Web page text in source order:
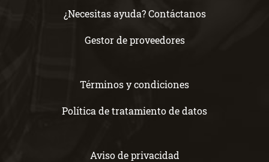
¿Necesitas ayuda? Contáctanos
Gestor de proveedores
Términos y condiciones
Política de tratamiento de datos
Aviso de privacidad